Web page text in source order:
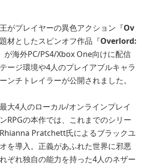
がプレイヤーの異色アクション『Ov
材としたスピンオフ作品『Overlord:
が海外PC/PS4/Xbox One向けに配信
ージ環境や4人のプレイアブルキャラ
ンチトレイラーが公開されました。
大4人のローカル/オンラインプレイ
RPGの本作では、これまでのシリー
Pratchett氏によるブラックユ
を導入。正義があふれた世界に邪悪
ぞれ独自の能力を持った4人のネザー